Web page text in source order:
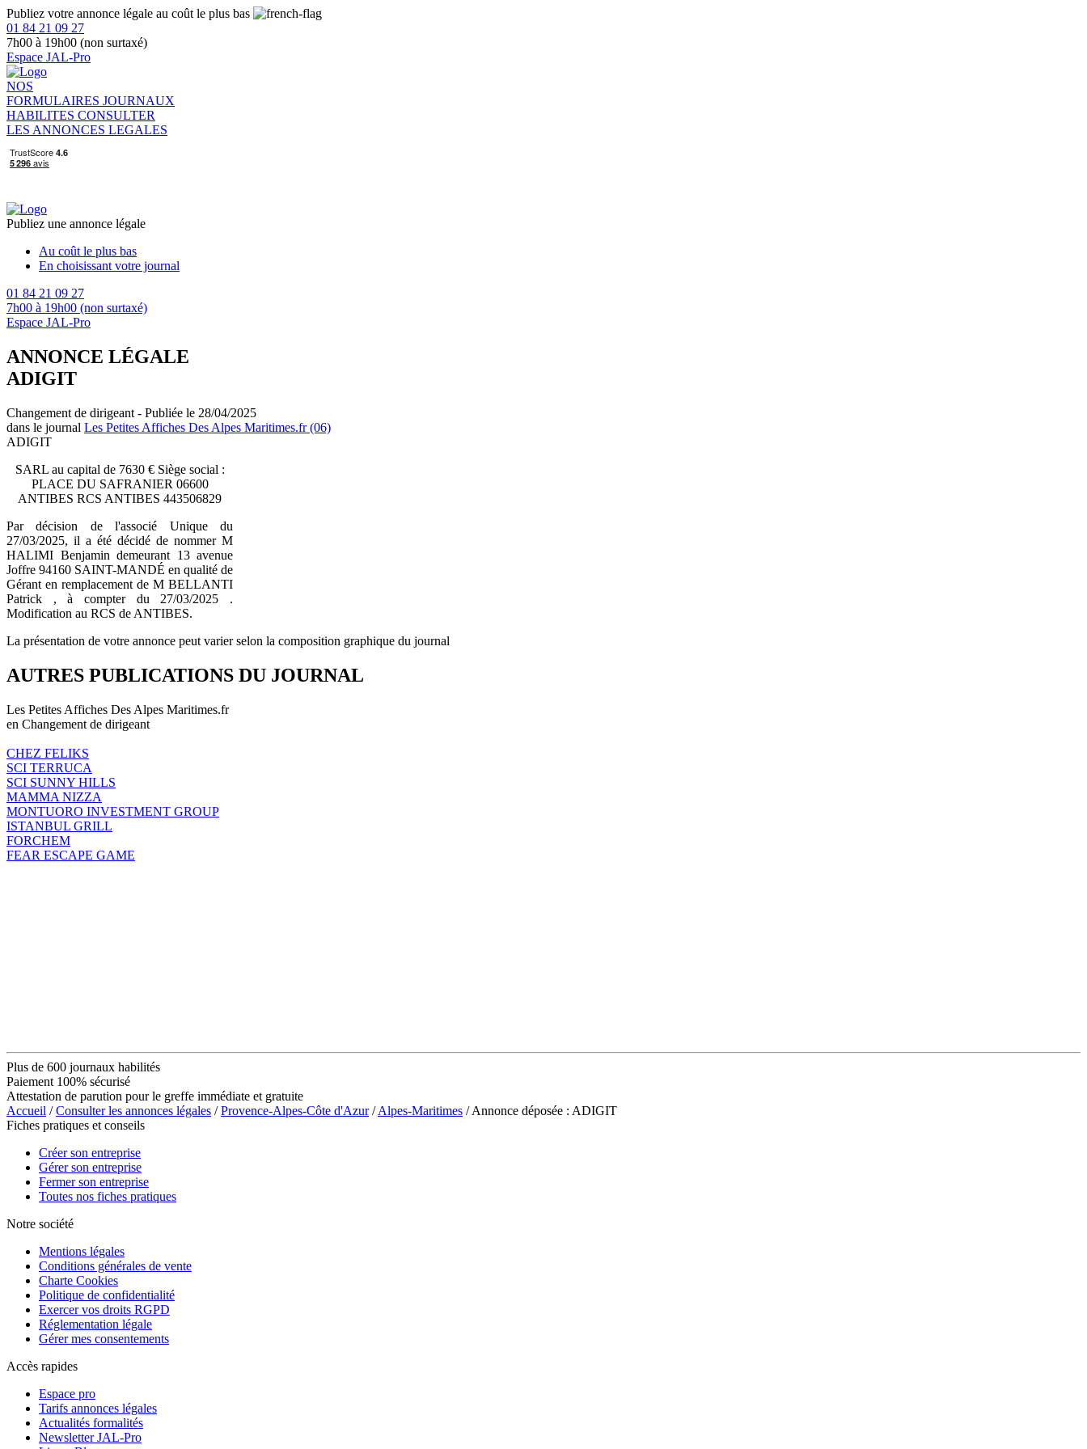
Publiez votre annonce légale au coût le plus bas
01 84 21 09 27
7h00 à 19h00 (non surtaxé)
Espace JAL-Pro
NOS
FORMULAIRES JOURNAUX
HABILITES CONSULTER
LES ANNONCES LEGALES
Publiez une annonce légale
Au coût le plus bas
En choisissant votre journal
01 84 21 09 27
7h00 à 19h00 (non surtaxé)
Espace JAL-Pro
ANNONCE LÉGALE
ADIGIT
Changement de dirigeant - Publiée le 28/04/2025
dans le journal Les Petites Affiches Des Alpes Maritimes.fr (06)
ADIGIT
SARL au capital de 7630 € Siège social :
PLACE DU SAFRANIER 06600
ANTIBES RCS ANTIBES 443506829
Par décision de l'associé Unique du
27/03/2025, il a été décidé de nommer M
HALIMI Benjamin demeurant 13 avenue
Joffre 94160 SAINT-MANDÉ en qualité de
Gérant en remplacement de M BELLANTI
Patrick , à compter du 27/03/2025 .
Modification au RCS de ANTIBES.
La présentation de votre annonce peut varier selon la composition graphique du journal
AUTRES PUBLICATIONS DU JOURNAL
Les Petites Affiches Des Alpes Maritimes.fr
en Changement de dirigeant
CHEZ FELIKS
SCI TERRUCA
SCI SUNNY HILLS
MAMMA NIZZA
MONTUORO INVESTMENT GROUP
ISTANBUL GRILL
FORCHEM
FEAR ESCAPE GAME
Plus de 600 journaux habilités
Paiement 100% sécurisé
Attestation de parution pour le greffe immédiate et gratuite
Accueil /Consulter les annonces légales /Provence-Alpes-Côte d'Azur/Alpes-Maritimes / Annonce déposée : ADIGIT
Fiches pratiques et conseils
Créer son entreprise
Gérer son entreprise
Fermer son entreprise
Toutes nos fiches pratiques
Notre société
Mentions légales
Conditions générales de vente
Charte Cookies
Politique de confidentialité
Exercer vos droits RGPD
Réglementation légale
Gérer mes consentements
Accès rapides
Espace pro
Tarifs annonces légales
Actualités formalités
Newsletter JAL-Pro